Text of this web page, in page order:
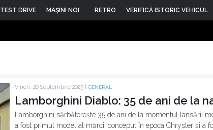
TEST DRIVE MAŞINI NOI RETRO VERIFICĂ ISTORIC VEHICUL
Vineri, 26 Septembrie 2025 | GENERAL
Lamborghini Diablo: 35 de ani de la
Lamborghini sărbătorește 35 de ani de la momentul lansării
a fost primul model al mărcii conceput în epoca Chrysler și a